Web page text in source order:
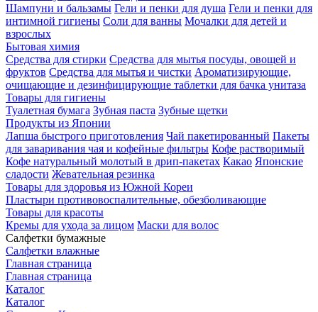
Шампуни и бальзамы Гели и пенки для душа Гели и пенки для
интимной гигиены Соли для ванны Мочалки для детей и
взрослых
Бытовая химия
Средства для стирки Средства для мытья посуды, овощей и
фруктов Средства для мытья и чистки Ароматизирующие,
очищающие и дезинфицирующие таблетки для бачка унитаза
Товары для гигиены
Туалетная бумага Зубная паста Зубные щетки
Продукты из Японии
Лапша быстрого приготовления Чай пакетированный Пакеты
для заваривания чая и кофейные фильтры Кофе растворимый
Кофе натуральный молотый в дрип-пакетах Какао Японские
сладости Жевательная резинка
Товары для здоровья из Южной Кореи
Пластыри противовоспалительные, обезболивающие
Товары для красоты
Кремы для ухода за лицом Маски для волос
Салфетки бумажные
Салфетки влажные
Главная страница
Главная страница
Каталог
Каталог